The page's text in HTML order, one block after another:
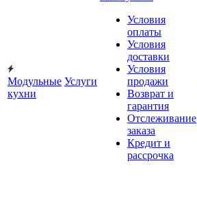
Модульные
кухни
Услуги
Условия
оплаты
Условия
доставки
Условия
продажи
Возврат и
гарантия
Отслеживание
заказа
Кредит и
рассрочка